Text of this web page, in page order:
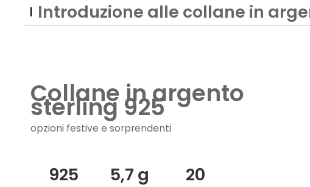
Introduzione alle collane in
Collane in argento
sterling 925
opzioni festive e sorprendenti
925 5,7 g 20